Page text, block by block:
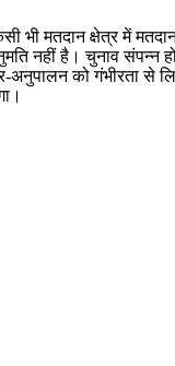
भी मतदान क्षेत्र में
नहीं है। चुनाव संपन्न
अनुपालन को गंभीरता